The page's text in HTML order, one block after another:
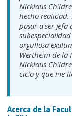
Nicklaus
hecho realidad.
pasar a ser jefa
orgullosa
Wertheim de la
Nicklaus
ciclo y que me
Acerca de la